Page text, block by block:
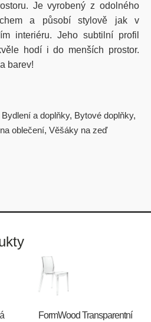
Je vyrobený z odolného
a působí stylově jak v
interiéru. Jeho subtilní profil
hodí i do menších prostor.
barev!
Bydlení a doplňky, Bytové doplňky,
oblečení, Věšáky na zeď
FormWood Transparentní